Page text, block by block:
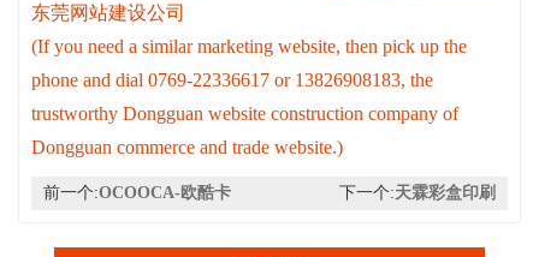
东莞网站建设公司
(If you need a similar marketing website, then pick up the
phone and dial 0769-22336617 or 13826908183, the
trustworthy Dongguan website construction company of
Dongguan commerce and trade website.)
前一个:OCOOCA-欧酷卡 下一个:天霖彩盒印刷